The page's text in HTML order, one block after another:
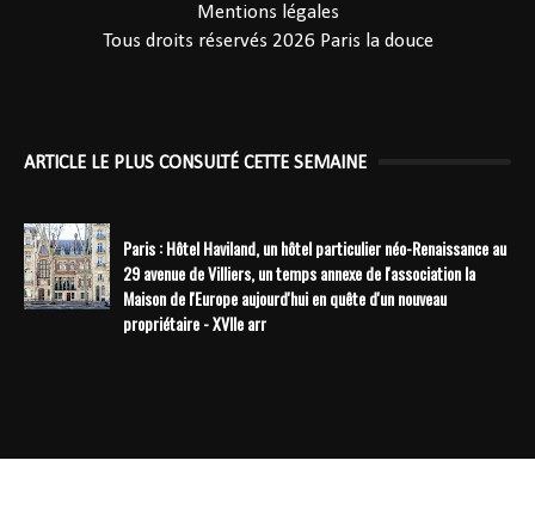
Mentions légales
Tous droits réservés 2026 Paris la douce
ARTICLE LE PLUS CONSULTÉ CETTE SEMAINE
Paris : Hôtel Haviland, un hôtel particulier néo-Renaissance au
29 avenue de Villiers, un temps annexe de l'association la
Maison de l'Europe aujourd'hui en quête d'un nouveau
propriétaire - XVIIe arr